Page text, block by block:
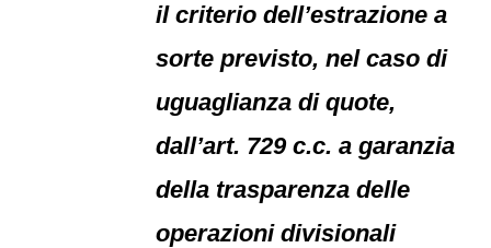
il criterio dell’estrazione a
sorte previsto, nel caso di
uguaglianza di quote,
dall’art. 729 c.c. a garanzia
della trasparenza delle
operazioni divisionali